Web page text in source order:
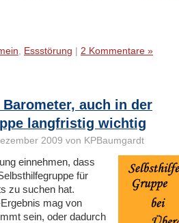
, Essstörung 2 Kommentare »
Barometer, auch in der
langfristig wichtig
2009 von KPBaumgardt
einnehmen, dass
für
zu suchen hat.
mag von
sein, oder dadurch